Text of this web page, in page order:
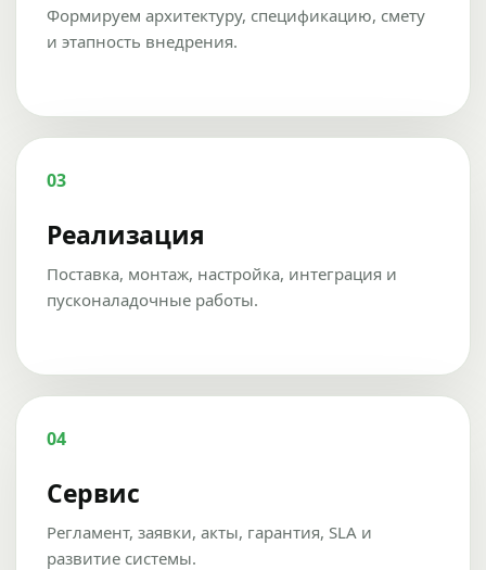
Формируем архитектуру, спецификацию, смету
и этапность внедрения.
03
Реализация
Поставка, монтаж, настройка, интеграция и
пусконаладочные работы.
04
Сервис
Регламент, заявки, акты, гарантия, SLA и
развитие системы.